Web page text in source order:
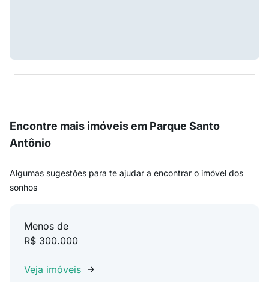
Encontre mais imóveis em Parque Santo
Antônio
Algumas sugestões para te ajudar a encontrar o imóvel dos
sonhos
Menos de
R$ 300.000
Veja imóveis